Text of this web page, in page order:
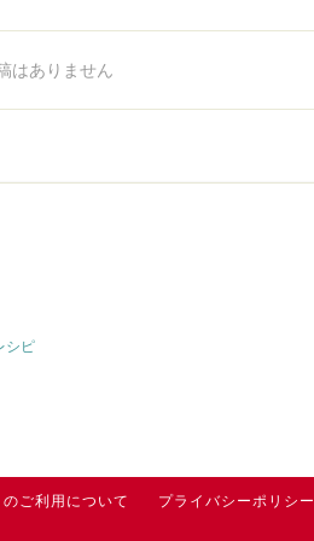
はありません
シピ
ご利用について プライバシーポリシー